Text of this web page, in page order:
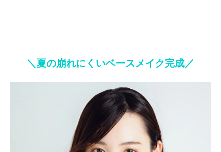
＼夏の崩れにくいベースメイク完成／